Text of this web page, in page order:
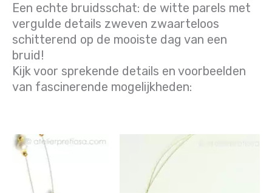
Een echte bruidsschat: de witte parels met
vergulde details zweven zwaarteloos
schitterend op de mooiste dag van een
bruid!
Kijk voor sprekende details en voorbeelden
van fascinerende mogelijkheden: